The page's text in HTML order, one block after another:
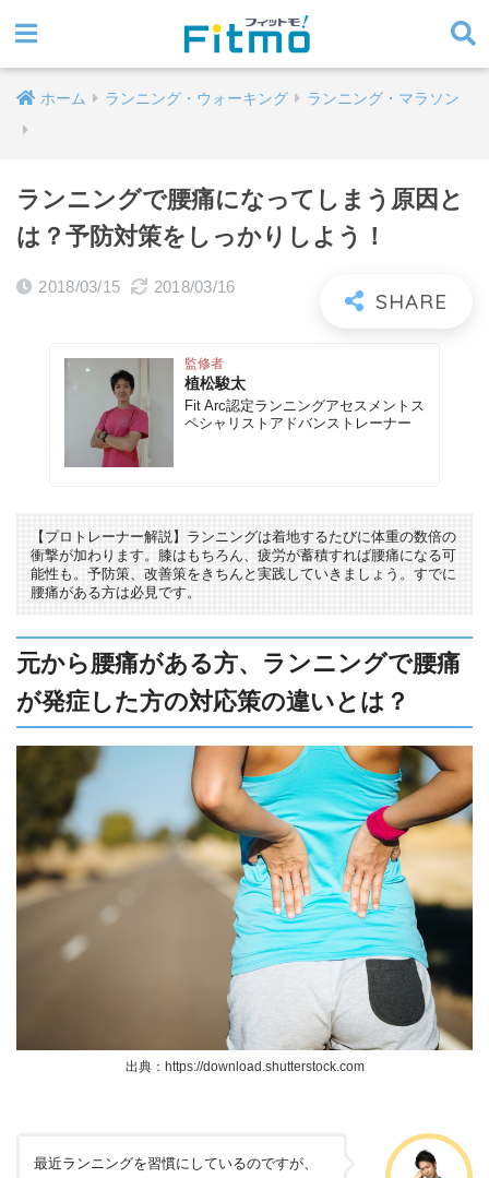
ホーム ランニング・ウォーキング ランニング・マラソン
ランニングで腰痛になってしまう原因と
は？予防対策をしっかりしよう！
2018/03/15 2018/03/16
監修者
植松駿太
Fit Arc認定ランニングアセスメントス
ペシャリストアドバンストレーナー
【プロトレーナー解説】ランニングは着地するたびに体重の数倍の
衝撃が加わります。膝はもちろん、疲労が蓄積すれば腰痛になる可
能性も。予防策、改善策をきちんと実践していきましょう。すでに
腰痛がある方は必見です。
元から腰痛がある方、ランニングで腰痛
が発症した方の対応策の違いとは？
出典：https://download.shutterstock.com
最近ランニングを習慣にしているのですが、